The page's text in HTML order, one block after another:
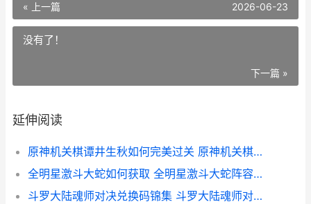
« 上一篇 2026-06-23
没有了！
下一篇 »
延伸阅读
原神机关棋谭井生秋如何完美过关 原神机关棋谭棋阵
全明星激斗大蛇如何获取 全明星激斗大蛇阵容搭配
斗罗大陆魂师对决兑换码锦集 斗罗大陆魂师对决国际服